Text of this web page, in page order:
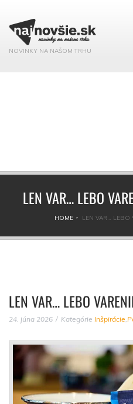
NOVINKY NA NAŠOM TRHU
LEN VAR… LEBO
HOME LEN VAR… LEBO
LEN VAR… LEBO
24. júna 2026 Kategórie Inšpirácie,